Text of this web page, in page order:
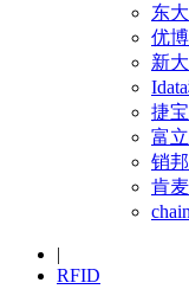
东
优
新
捷
富
销
肯
|
RFID